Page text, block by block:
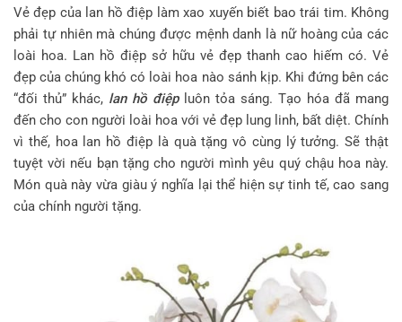
Vẻ đẹp của lan hồ điệp làm xao xuyến biết bao trái tim. Không
phải tự nhiên mà chúng được mệnh danh là nữ hoàng của các
loài hoa. Lan hồ điệp sở hữu vẻ đẹp thanh cao hiếm có. Vẻ
đẹp của chúng khó có loài hoa nào sánh kịp. Khi đứng bên các
“đối thủ” khác, lan hồ điệpluôn tỏa sáng. Tạo hóa đã mang
đến cho con người loài hoa với vẻ đẹp lung linh, bất diệt. Chính
vì thế, hoa lan hồ điệp là quà tặng vô cùng lý tưởng. Sẽ thật
tuyệt vời nếu bạn tặng cho người mình yêu quý chậu hoa này.
Món quà này vừa giàu ý nghĩa lại thể hiện sự tinh tế, cao sang
của chính người tặng.